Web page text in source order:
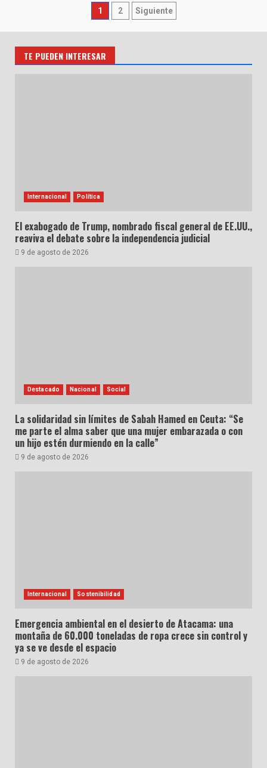
Paginación
de
entradas
1 2 Siguiente
TE PUEDEN INTERESAR
Internacional Política
El exabogado de Trump, nombrado fiscal general de EE.UU.,
reaviva el debate sobre la independencia judicial
9 de agosto de 2026
Destacado Nacional Social
La solidaridad sin límites de Sabah Hamed en Ceuta: “Se
me parte el alma saber que una mujer embarazada o con
un hijo estén durmiendo en la calle”
9 de agosto de 2026
Internacional Sostenibilidad
Emergencia ambiental en el desierto de Atacama: una
montaña de 60.000 toneladas de ropa crece sin control y
ya se ve desde el espacio
9 de agosto de 2026